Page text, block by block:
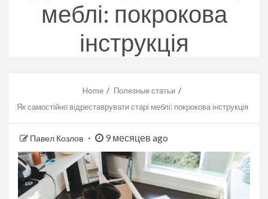
меблі: покрокова
інструкція
Home
Полезные статьи
Як самостійно відреставрувати старі меблі: покрокова інструкція
Павел Козлов 9 месяцев ago